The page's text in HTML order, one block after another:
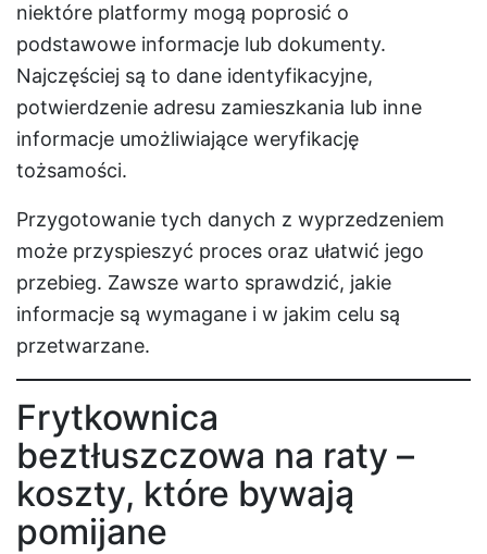
niektóre platformy mogą poprosić o
podstawowe informacje lub dokumenty.
Najczęściej są to dane identyfikacyjne,
potwierdzenie adresu zamieszkania lub inne
informacje umożliwiające weryfikację
tożsamości.
Przygotowanie tych danych z wyprzedzeniem
może przyspieszyć proces oraz ułatwić jego
przebieg. Zawsze warto sprawdzić, jakie
informacje są wymagane i w jakim celu są
przetwarzane.
Frytkownica
beztłuszczowa na raty –
koszty, które bywają
pomijane